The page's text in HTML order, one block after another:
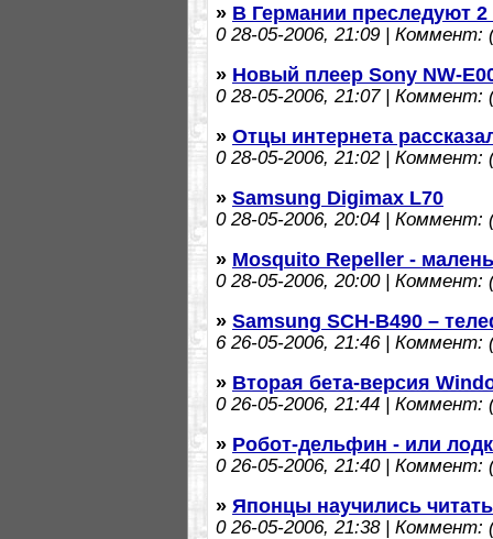
» В Германии преследуют
028-05-2006, 21:09 | Коммент:
» Новый плеер Sony NW-
028-05-2006, 21:07 | Коммент:
» Отцы интернета
028-05-2006, 21:02 | Коммент:
» Samsung Digimax L70
028-05-2006, 20:04 | Коммент:
» Mosquito Repeller -
028-05-2006, 20:00 | Коммент:
» Samsung SCH-B490 –
626-05-2006, 21:46 | Коммент:
» Вторая бета-версия
026-05-2006, 21:44 | Коммент:
» Робот-дельфин - или
026-05-2006, 21:40 | Коммент:
» Японцы научились
026-05-2006, 21:38 | Коммент: